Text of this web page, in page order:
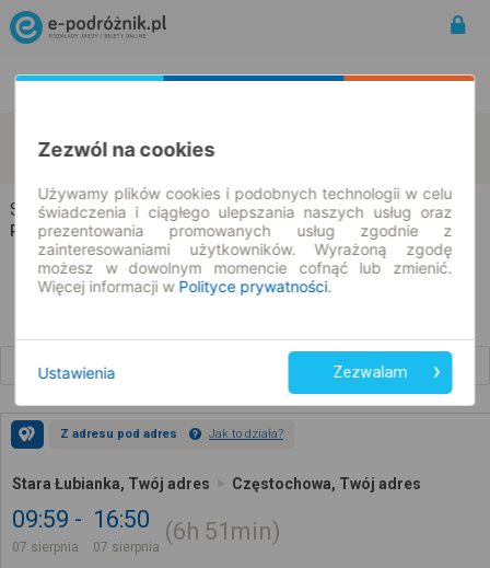
07.08.2026 | -- : --
Stara Łubianka → Częstochowa
Rozkład jazdy i bilety
Z adresu pod adres Jak to działa?
Stara Łubianka, Twój adres Częstochowa, Twój adres
09:59
07 sierpnia
16:50
07 sierpnia
6h 51min
Zezwól na cookies
Używamy plików cookies i podobnych technologii w celu
świadczenia i ciągłego ulepszania naszych usług oraz
prezentowania promowanych usług zgodnie z
zainteresowaniami użytkowników. Wyrażoną zgodę
możesz w dowolnym momencie cofnąć lub zmienić.
Więcej informacji w Polityce prywatności.
Ustawienia Zezwalam